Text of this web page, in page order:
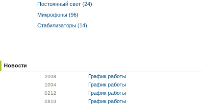
Постоянный свет (24)
Микрофоны (96)
Стабилизаторы (14)
Новости
2008 График работы
1004 График работы
0212 График работы
0810 График работы